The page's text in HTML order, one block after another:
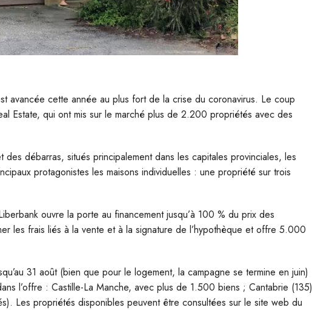
avancée cette année au plus fort de la crise du coronavirus. Le coup
Estate, qui ont mis sur le marché plus de 2.200 propriétés avec des
débarras, situés principalement dans les capitales provinciales, les
protagonistes les maisons individuelles : une propriété sur trois
ouvre la porte au financement jusqu’à 100 % du prix des
les frais liés à la vente et à la signature de l’hypothèque et offre 5.000
31 août (bien que pour le logement, la campagne se termine en juin)
l’offre : Castille-La Manche, avec plus de 1.500 biens ; Cantabrie (135)
Les propriétés disponibles peuvent être consultées sur le site web du